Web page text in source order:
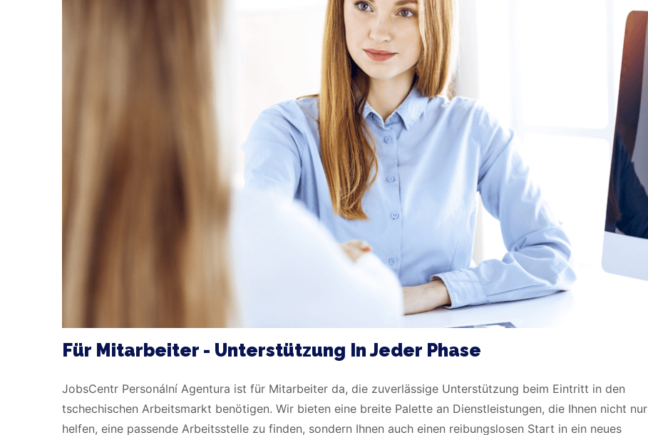
Für Mitarbeiter - Unterstützung In Jeder Phase
JobsCentr Personální Agentura ist für Mitarbeiter da, die zuverlässige Unterstützung beim Eintritt in den
tschechischen Arbeitsmarkt benötigen. Wir bieten eine breite Palette an Dienstleistungen, die Ihnen nicht nur
helfen, eine passende Arbeitsstelle zu finden, sondern Ihnen auch einen reibungslosen Start in ein neues